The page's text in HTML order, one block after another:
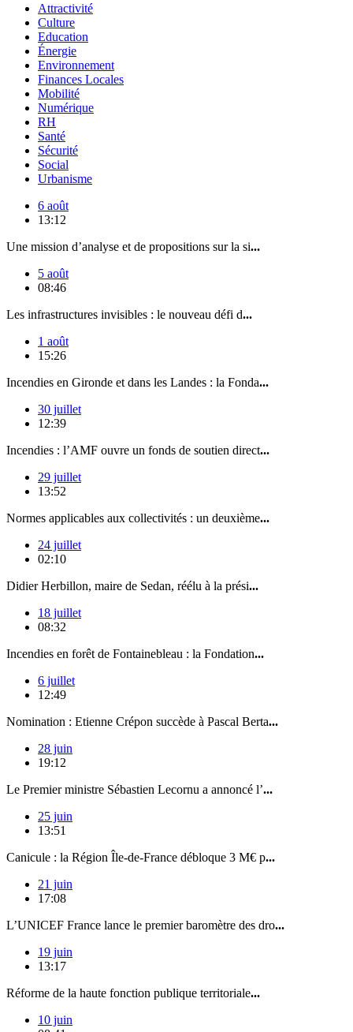
Attractivité
Culture
Education
Énergie
Environnement
Finances Locales
Mobilité
Numérique
RH
Santé
Sécurité
Social
Urbanisme
6 août
13:12
Une mission d’analyse et de propositions sur la si...
5 août
08:46
Les infrastructures invisibles : le nouveau défi d...
1 août
15:26
Incendies en Gironde et dans les Landes : la Fonda...
30 juillet
12:39
Incendies : l’AMF ouvre un fonds de soutien direct...
29 juillet
13:52
Normes applicables aux collectivités : un deuxième...
24 juillet
02:10
Didier Herbillon, maire de Sedan, réélu à la prési...
18 juillet
08:32
Incendies en forêt de Fontainebleau : la Fondation...
6 juillet
12:49
Nomination : Etienne Crépon succède à Pascal Berta...
28 juin
19:12
Le Premier ministre Sébastien Lecornu a annoncé l’...
25 juin
13:51
Canicule : la Région Île-de-France débloque 3 M€ p...
21 juin
17:08
L’UNICEF France lance le premier baromètre des dro...
19 juin
13:17
Réforme de la haute fonction publique territoriale...
10 juin